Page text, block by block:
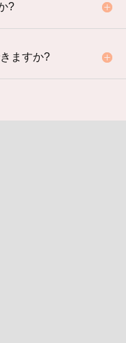
?
ますか?